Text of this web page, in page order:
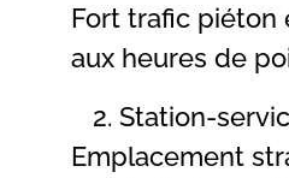
Fort trafic piéton
aux heures de
Station-
Emplacement